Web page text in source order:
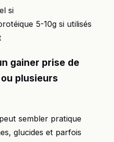
si
5-10g si utilisés
gainer prise de
plusieurs
sembler pratique
glucides et parfois